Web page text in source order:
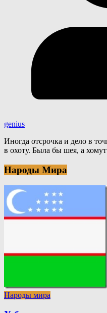
genius
Иногда отсрочка и дело в
в охоту. Была бы шея, а хомут
Народы Мира
Народы мира